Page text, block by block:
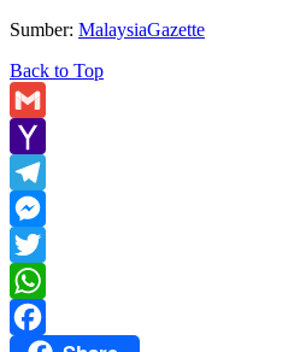
Sumber: MalaysiaGazette
Back to Top
Gmail
Yahoo
Mail
Telegram
Messenger
Twitter
WhatsApp